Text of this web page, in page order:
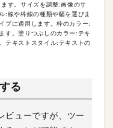
す。サイズを調整:画像のサ
:線や枠線の種類や幅を選びま
プに適用します。枠のカラー:
す。塗りつぶしのカラー:テキ
テキストスタイル:テキストの
る
ビューですが、ツー